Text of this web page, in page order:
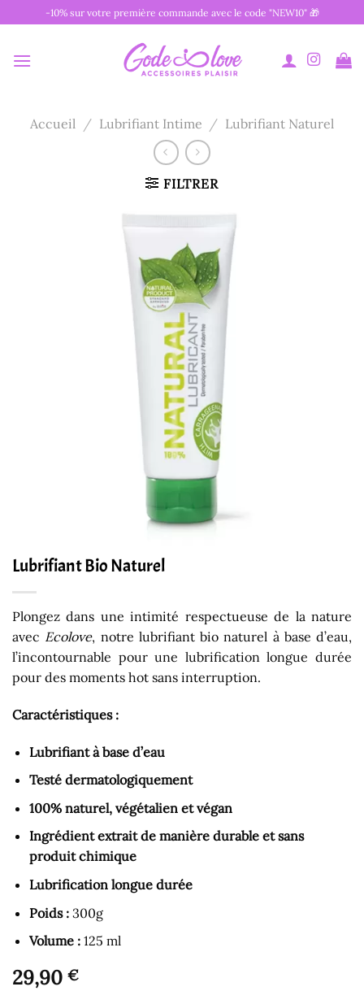
au
-10% sur votre première commande avec le code "NEW10" 🎁
Accueil / Lubrifiant Intime / Lubrifiant Naturel
FILTRER
Lubrifiant Bio Naturel
Plongez dans une intimité respectueuse de la nature
avec Ecolove, notre lubrifiant bio naturel à base d’eau,
l’incontournable pour une lubrification longue durée
pour des moments hot sans interruption.
Caractéristiques :
Lubrifiant à base d’eau
Testé dermatologiquement
100% naturel, végétalien et végan
Ingrédient extrait de manière durable et sans
produit chimique
Lubrification longue durée
Poids :300g
Volume :125 ml
29,90 €